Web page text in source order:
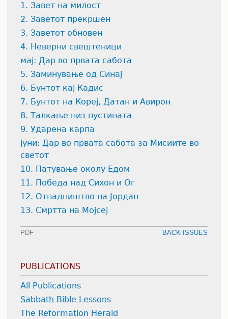
1. Завет на милост
2. Заветот прекршен
3. Заветот обновен
4. Неверни свештеници
мај: Дар во првата сабота
5. Заминување од Синај
6. Бунтот кај Кадис
7. Бунтот на Кореј, Датан и Авирон
8. Талкање низ пустината
9. Ударена карпа
јуни: Дар во првата сабота за Мисиите во
светот
10. Патување околу Едом
11. Победа над Сихон и Ог
12. Отпадништво на Јордан
13. Смртта на Мојсеј
PDF BACK ISSUES
PUBLICATIONS
All Publications
Sabbath Bible Lessons
The Reformation Herald